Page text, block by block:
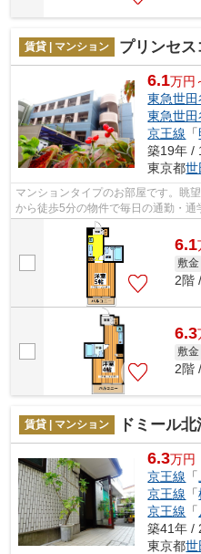
賃貸 | マンション プリンセ
6.1万円
東急世田
東急世田
京王線 「
築19年 /
東京都世
マンションタイプのお部屋です。眺
から徒歩5分の物件で毎日の通勤・通
を終えられるように、敷地内にゴミ
6.1
敷金
2階
6.3
敷金
2階
賃貸 | マンション ドミール北
6.3万円
京王線 「
京王線 「
京王線 「
築41年 /
東京都世